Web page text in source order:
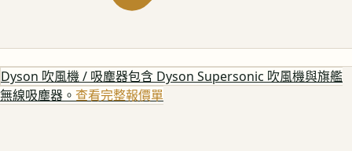
Dyson 吹風機 / 吸塵器包含 Dyson Supersonic 吹風機與旗艦
無線吸塵器。 查看完整報價單